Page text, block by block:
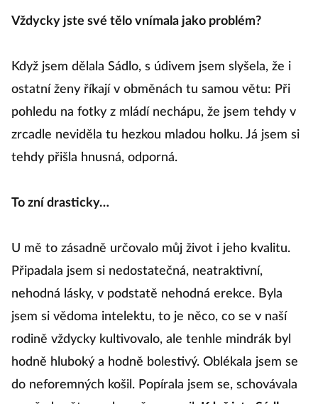
Vždycky jste své tělo vnímala jako problém?
Když jsem dělala Sádlo, s údivem jsem slyšela, že i
ostatní ženy říkají v obměnách tu samou větu: Při
pohledu na fotky z mládí nechápu, že jsem tehdy v
zrcadle neviděla tu hezkou mladou holku. Já jsem si
tehdy přišla hnusná, odporná.
To zní drasticky…
U mě to zásadně určovalo můj život i jeho kvalitu.
Připadala jsem si nedostatečná, neatraktivní,
nehodná lásky, v podstatě nehodná erekce. Byla
jsem si vědoma intelektu, to je něco, co se v naší
rodině vždycky kultivovalo, ale tenhle mindrák byl
hodně hluboký a hodně bolestivý. Oblékala jsem se
do neforemných košil. Popírala jsem se, schovávala